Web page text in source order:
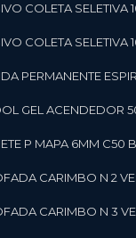
COLETA
COLETA
PERMANENTE
GEL ACENDEDOR
P MAPA 6MM
CARIMBO N 2
CARIMBO N 3